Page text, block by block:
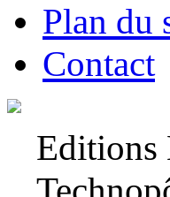
Plan du
Contact
Editions